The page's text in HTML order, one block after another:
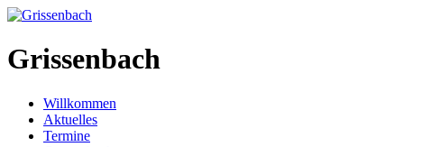
Grissenbach
Willkommen
Aktuelles
Termine